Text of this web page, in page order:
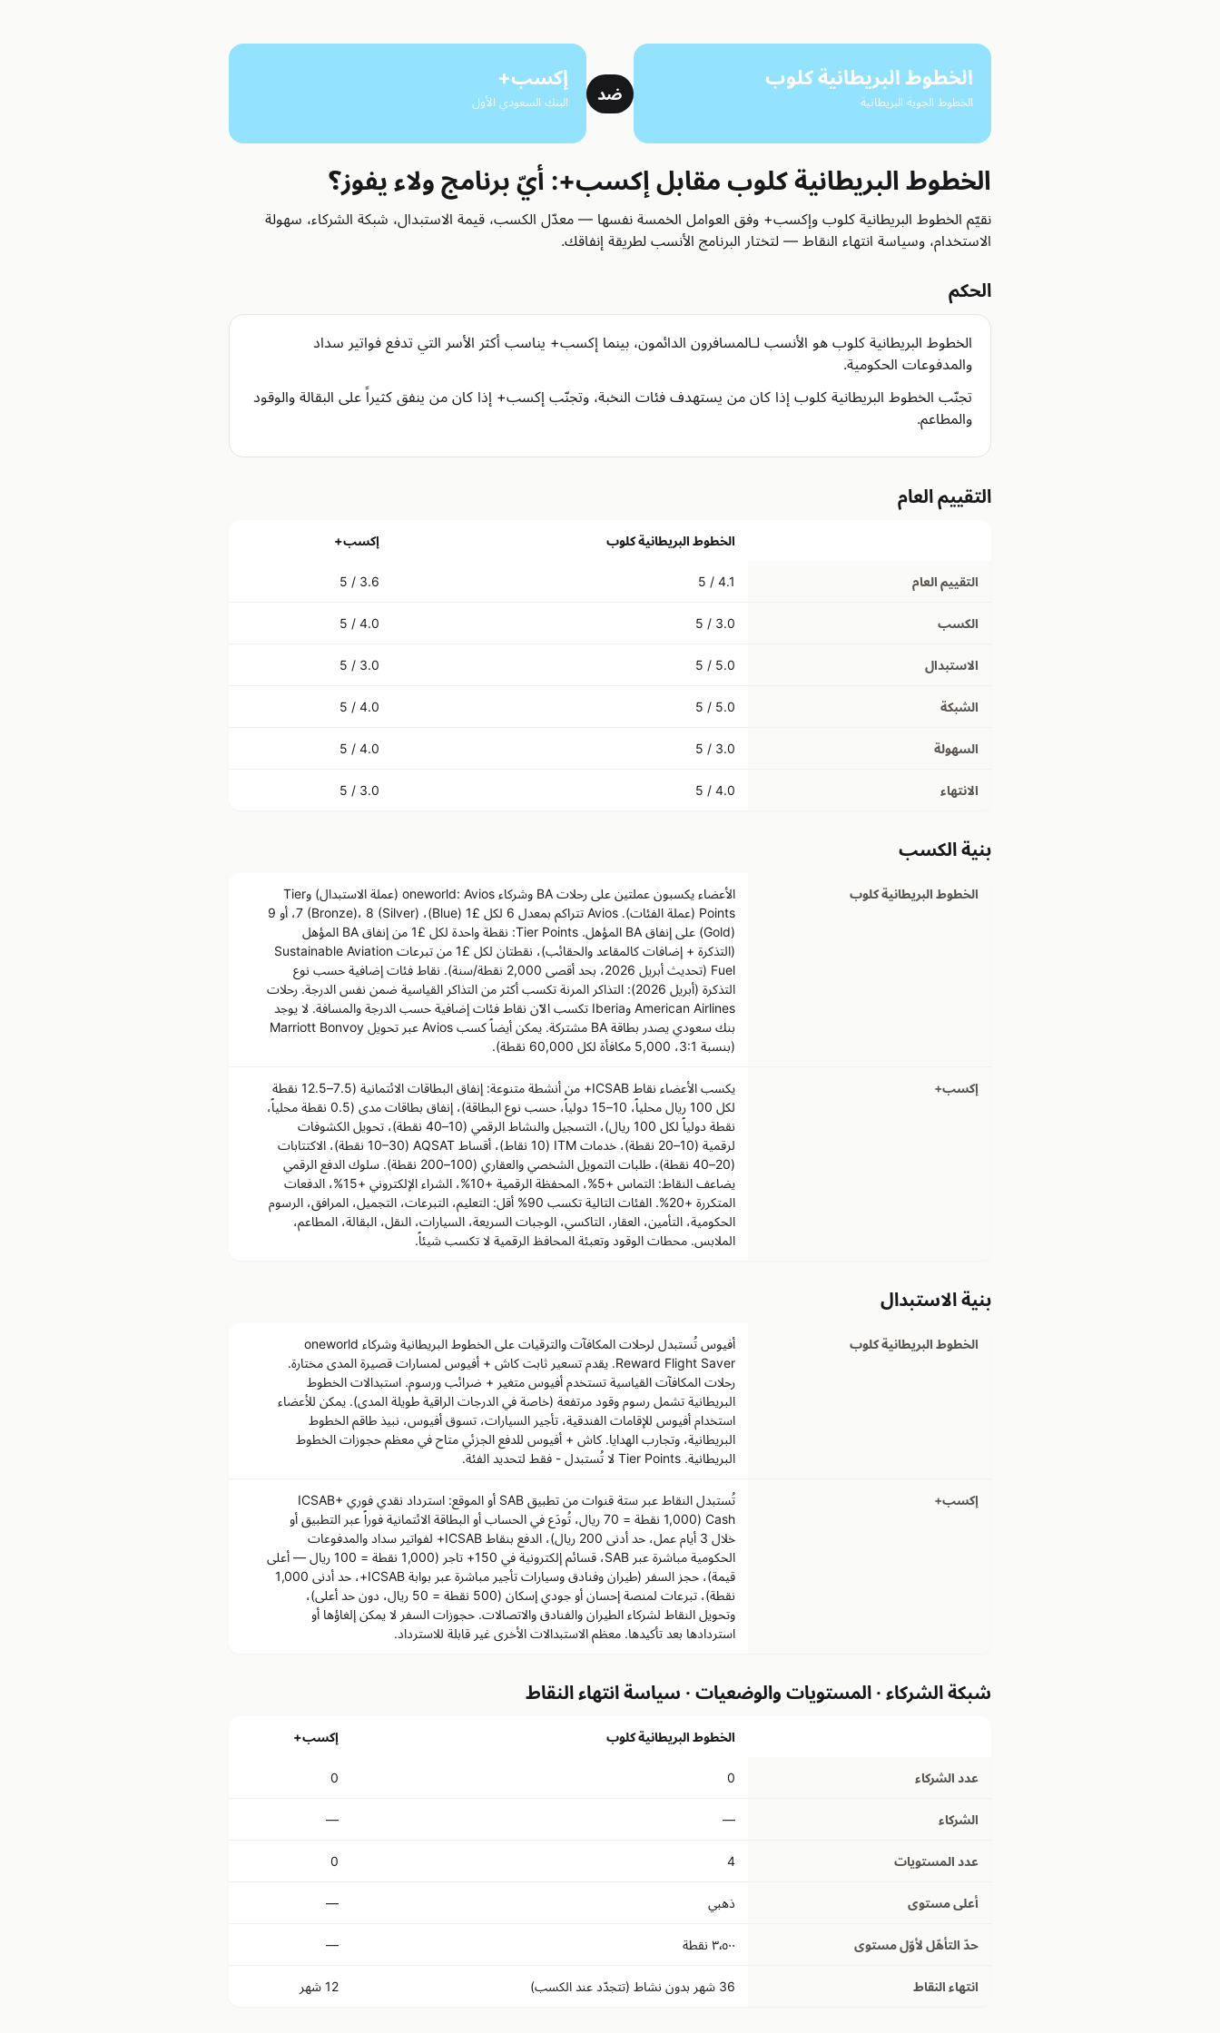
الخطوط البريطانية كلوب
الخطوط الجوية البريطانية ضد
إكسب+
البنك السعودي الأول
الخطوط البريطانية كلوب مقابل إكسب+: أيّ برنامج ولاء يفوز؟
نقيّم الخطوط البريطانية كلوب وإكسب+ وفق العوامل الخمسة نفسها — معدّل الكسب، قيمة الاستبدال، شبكة الشركاء، سهولة
الاستخدام، وسياسة انتهاء النقاط — لتختار البرنامج الأنسب لطريقة إنفاقك.
الحكم
الخطوط البريطانية كلوب هو الأنسب لـالمسافرون الدائمون، بينما إكسب+ يناسب أكثر الأسر التي تدفع فواتير سداد
والمدفوعات الحكومية.
تجنّب الخطوط البريطانية كلوب إذا كان من يستهدف فئات النخبة، وتجنّب إكسب+ إذا كان من ينفق كثيراً على البقالة والوقود
والمطاعم.
التقييم العام
الخطوط البريطانية كلوب إكسب+
التقييم العام 4.1 / 5
3.6 / 5
الكسب 3.0 / 5
4.0 / 5
الاستبدال 5.0 / 5
3.0 / 5
الشبكة 5.0 / 5
4.0 / 5
السهولة 3.0 / 5
4.0 / 5
الانتهاء 4.0 / 5
3.0 / 5
بنية الكسب
الخطوط البريطانية كلوب
الأعضاء يكسبون عملتين على رحلات BA وشركاء oneworld: Avios (عملة الاستبدال) وTier
Points (عملة الفئات). Avios تتراكم بمعدل 6 لكل £1 (Blue)، 7 (Bronze)، 8 (Silver)، أو 9
(Gold) على إنفاق BA المؤهل. Tier Points: نقطة واحدة لكل £1 من إنفاق BA المؤهل
(التذكرة + إضافات كالمقاعد والحقائب)، نقطتان لكل £1 من تبرعات Sustainable Aviation
Fuel (تحديث أبريل 2026، بحد أقصى 2,000 نقطة/سنة). نقاط فئات إضافية حسب نوع
التذكرة (أبريل 2026): التذاكر المرنة تكسب أكثر من التذاكر القياسية ضمن نفس الدرجة. رحلات
American Airlines وIberia تكسب الآن نقاط فئات إضافية حسب الدرجة والمسافة. لا يوجد
بنك سعودي يصدر بطاقة BA مشتركة. يمكن أيضاً كسب Avios عبر تحويل Marriott Bonvoy
(بنسبة 3:1، 5,000 مكافأة لكل 60,000 نقطة).
إكسب+
يكسب الأعضاء نقاط ICSAB+ من أنشطة متنوعة: إنفاق البطاقات الائتمانية (7.5–12.5 نقطة
لكل 100 ريال محلياً، 10–15 دولياً، حسب نوع البطاقة)، إنفاق بطاقات مدى (0.5 نقطة محلياً،
نقطة دولياً لكل 100 ريال)، التسجيل والنشاط الرقمي (10–40 نقطة)، تحويل الكشوفات
لرقمية (10–20 نقطة)، خدمات ITM (10 نقاط)، أقساط AQSAT (10–30 نقطة)، الاكتتابات
(20–40 نقطة)، طلبات التمويل الشخصي والعقاري (100–200 نقطة). سلوك الدفع الرقمي
يضاعف النقاط: التماس +5%، المحفظة الرقمية +10%، الشراء الإلكتروني +15%، الدفعات
المتكررة +20%. الفئات التالية تكسب 90% أقل: التعليم، التبرعات، التجميل، المرافق، الرسوم
الحكومية، التأمين، العقار، التاكسي، الوجبات السريعة، السيارات، النقل، البقالة، المطاعم،
الملابس. محطات الوقود وتعبئة المحافظ الرقمية لا تكسب شيئاً.
بنية الاستبدال
الخطوط البريطانية كلوب
أفيوس تُستبدل لرحلات المكافآت والترقيات على الخطوط البريطانية وشركاء oneworld
.Reward Flight Saver يقدم تسعير ثابت كاش + أفيوس لمسارات قصيرة المدى مختارة.
رحلات المكافآت القياسية تستخدم أفيوس متغير + ضرائب ورسوم. استبدالات الخطوط
البريطانية تشمل رسوم وقود مرتفعة (خاصة في الدرجات الراقية طويلة المدى). يمكن للأعضاء
استخدام أفيوس للإقامات الفندقية، تأجير السيارات، تسوق أفيوس، نبيذ طاقم الخطوط
البريطانية، وتجارب الهدايا. كاش + أفيوس للدفع الجزئي متاح في معظم حجوزات الخطوط
البريطانية. Tier Points لا تُستبدل - فقط لتحديد الفئة.
إكسب+
تُستبدل النقاط عبر ستة قنوات من تطبيق SAB أو الموقع: استرداد نقدي فوري ICSAB+
Cash (1,000 نقطة = 70 ريال، تُودَع في الحساب أو البطاقة الائتمانية فوراً عبر التطبيق أو
خلال 3 أيام عمل، حد أدنى 200 ريال)، الدفع بنقاط ICSAB+ لفواتير سداد والمدفوعات
الحكومية مباشرة عبر SAB، قسائم إلكترونية في 150+ تاجر (1,000 نقطة = 100 ريال — أعلى
قيمة)، حجز السفر (طيران وفنادق وسيارات تأجير مباشرة عبر بوابة ICSAB+، حد أدنى 1,000
نقطة)، تبرعات لمنصة إحسان أو جودي إسكان (500 نقطة = 50 ريال، دون حد أعلى)،
وتحويل النقاط لشركاء الطيران والفنادق والاتصالات. حجوزات السفر لا يمكن إلغاؤها أو
استردادها بعد تأكيدها. معظم الاستبدالات الأخرى غير قابلة للاسترداد.
شبكة الشركاء · المستويات والوضعيات · سياسة انتهاء النقاط
الخطوط البريطانية كلوب إكسب+
عدد الشركاء 0
0
الشركاء —
—
عدد المستويات 4
0
أعلى مستوى ذهبي —
حدّ التأهّل لأوّل مستوى ٣٬٥٠٠ نقطة —
انتهاء النقاط 36 شهر بدون نشاط (تتجدّد عند الكسب) 12 شهر